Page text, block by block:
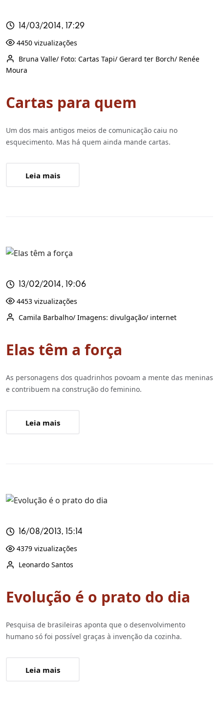
14/03/2014, 17:29
4450 vizualizações
Bruna Valle/ Foto: Cartas Tapi/ Gerard ter Borch/ Renée
Moura
Cartas para quem
Um dos mais antigos meios de comunicação caiu no
esquecimento. Mas há quem ainda mande cartas.
Leia mais
13/02/2014, 19:06
4453 vizualizações
Camila Barbalho/ Imagens: divulgação/ internet
Elas têm a força
As personagens dos quadrinhos povoam a mente das meninas
e contribuem na construção do feminino.
Leia mais
16/08/2013, 15:14
4379 vizualizações
Leonardo Santos
Evolução é o prato do dia
Pesquisa de brasileiras aponta que o desenvolvimento
humano só foi possível graças à invenção da cozinha.
Leia mais